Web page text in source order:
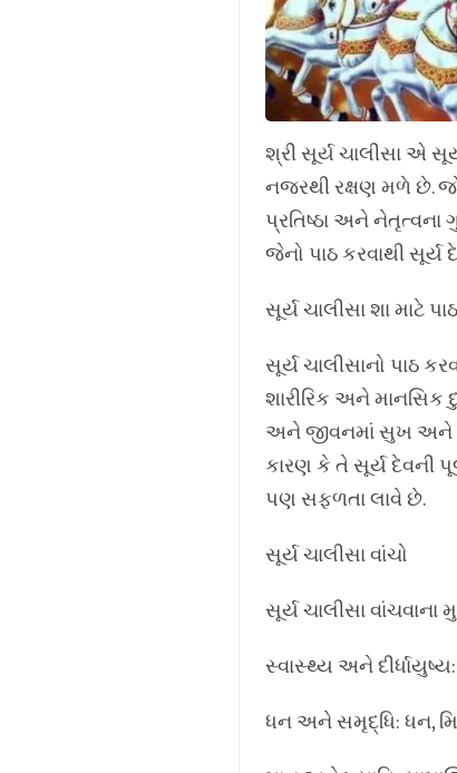
શ્રી સૂર્ય ચાલીસા એ
નજરથી રક્ષણ મળે છે.
પ્રતિષ્ઠા અને
જેનો પાઠ કરવાથી
સૂર્ય ચાલીસા શા માટે
સૂર્ય ચાલીસાનો પાઠ
શારીરિક અને
અને જીવનમાં સુખ અને
કારણ કે તે સૂર્ય દેવની
પણ સફળતા લાવે છે.
સૂર્ય ચાલીસા વાંચો
સૂર્ય ચાલીસા વાંચવાના
સ્વાસ્થ્ય અને
ધન અને સમૃદ્ધિ: ધન,